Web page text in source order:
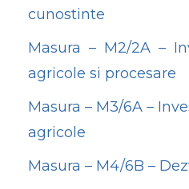
cunostinte
Masura – M2/2A –
agricole si procesare
Masura – M3/6A –
agricole
Masura – M4/6B –